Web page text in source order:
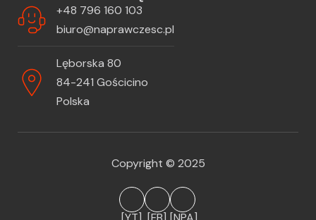
+48 796 160 103
biuro@naprawczesc.pl
Lęborska 80
84-241 Gościcino
Polska
Copyright © 2025